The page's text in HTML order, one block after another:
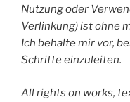
Nutzung oder
Verlinkung) ist ohne
Ich behalte mir vor,
Schritte einzuleiten.
All rights on works,